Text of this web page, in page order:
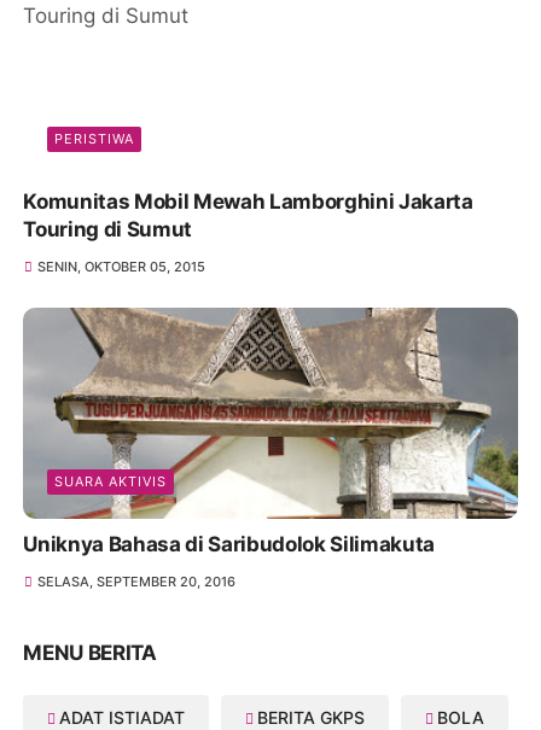
PERISTIWA
Komunitas Mobil Mewah Lamborghini Jakarta
Touring di Sumut
SENIN, OKTOBER 05, 2015
SUARA AKTIVIS
Uniknya Bahasa di Saribudolok Silimakuta
SELASA, SEPTEMBER 20, 2016
MENU BERITA
ADAT ISTIADAT BERITA GKPS BOLA